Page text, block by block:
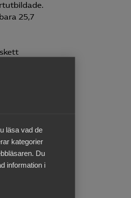
läsa vad de
kategorier
Du
information i
25,7
87
samt att
har visat